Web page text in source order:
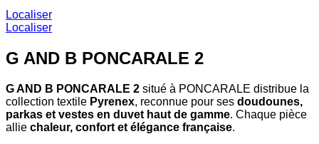
Localiser
Localiser
G AND B PONCARALE 2
G AND B PONCARALE 2 situé à PONCARALE distribue la
collection textile Pyrenex, reconnue pour ses doudounes,
parkas et vestes en duvet haut de gamme. Chaque pièce
allie chaleur, confort et élégance française.